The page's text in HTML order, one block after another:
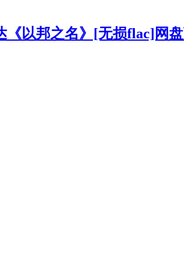
以邦之名》[无损flac]网